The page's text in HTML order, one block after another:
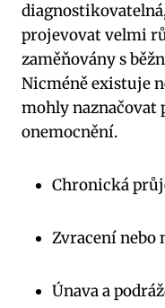
projevovat velmi
zaměňovány s
Nicméně existuje
mohly
onemocnění.
Chronická
Zvracení nebo
Únava a